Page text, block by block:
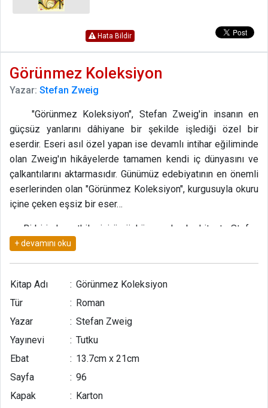
Hata Bildir
Görünmez Koleksiyon
Yazar: Stefan Zweig
"Görünmez Koleksiyon", Stefan Zweig'in insanın en
güçsüz yanlarını dâhiyane bir şekilde işlediği özel bir
eserdir. Eseri asıl özel yapan ise devamlı intihar eğiliminde
olan Zweig'ın hikâyelerde tamamen kendi iç dünyasını ve
çalkantılarını aktarmasıdır. Günümüz edebiyatının en önemli
eserlerinden olan "Görünmez Koleksiyon", kurgusuyla okuru
içine çeken eşsiz bir eser…
Birbirinden etkileyici üç öykü yer alan bu kitapta Stefan
Zweig psikoloji alanındaki birikimini ustalıkla kullanarak
1933'de Nazilerin yakmaya başladıkları kitaplar arasında
yaşadığı çıkmazlar ve hayata olan karamsar bakışı
nedeniyle eşi ile birlikte intihar etti.
Kitap Adı : Görünmez Koleksiyon
Tür
: Roman
Yazar
: Stefan Zweig
Yayınevi
: Tutku
Ebat
: 13.7cm x 21cm
Sayfa
: 96
Kapak
: Karton